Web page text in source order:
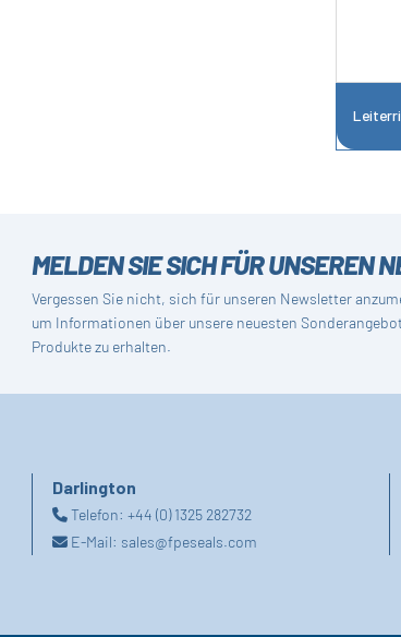
MELDEN SIE SICH FÜR UNSEREN
Vergessen Sie nicht, sich für unseren Newsletter
um Informationen über unsere neuesten
Produkte zu erhalten.
Darlington
Telefon:+44 (0) 1325 282732
E-Mail: sales@fpeseals.com